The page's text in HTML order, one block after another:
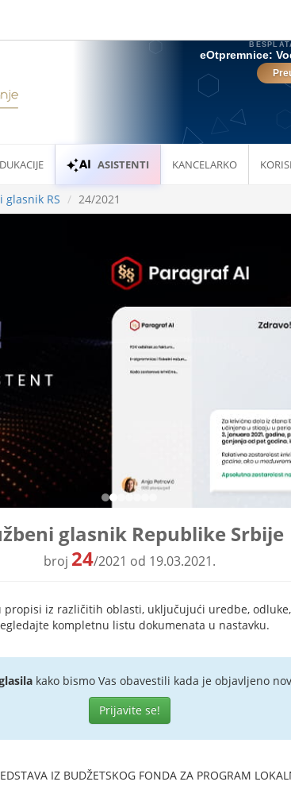
ASISTENTI KANCELARKO
glasnik RS 24/2021
glasnik Republike Srbije
broj 24/2021 od 19.03.2021.
propisi iz različitih oblasti, uključujući uredbe,
kompletnu listu dokumenata u nastavku.
kako bismo Vas obavestili kada je objavljeno
Prijavite se!
IZ BUDŽETSKOG FONDA ZA PROGRAM